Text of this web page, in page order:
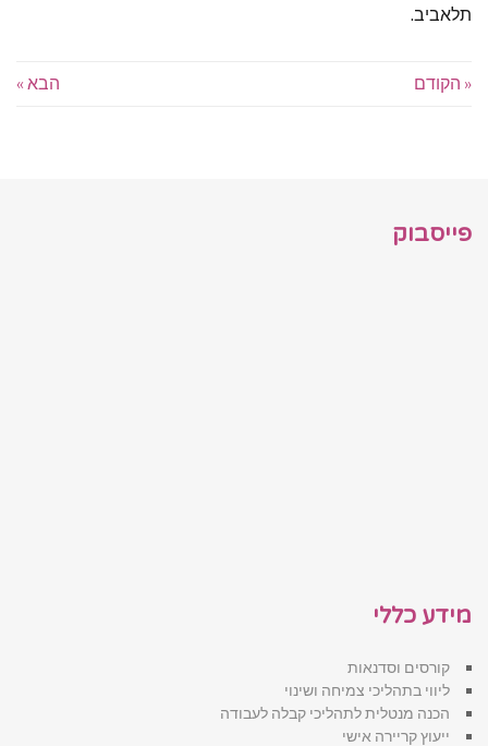
תלאביב.
« הקודם הבא »
פייסבוק
מידע כללי
קורסים וסדנאות
ליווי בתהליכי צמיחה ושינוי
הכנה מנטלית לתהליכי קבלה לעבודה
ייעוץ קריירה אישי